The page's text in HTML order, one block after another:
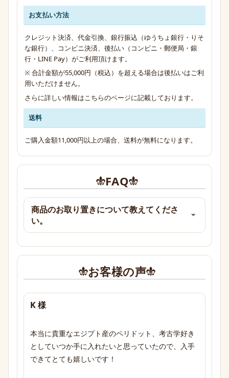
お支払い方法
クレジット決済、代金引換、銀行振込（ゆうちょ銀行・りそ
な銀行）、コンビニ決済、後払い（コンビニ・郵便局・銀
行・LINE Pay）がご利用頂けます。
※ 合計金額が55,000円（税込）を超える場合は後払いはご利
用いただけません。
さらに詳しい情報は こちらのページに記載しております。
送料
ご購入金額11,000円以上の場合、送料が無料になります。
FAQ
商品のお取り置きについて教えてくださ
い。
お客様の声
K 様
本当に貴重なエジプト産のペリドット、考古学好き
としていつか手に入れたいと思っていたので、入手
できてとても嬉しいです！